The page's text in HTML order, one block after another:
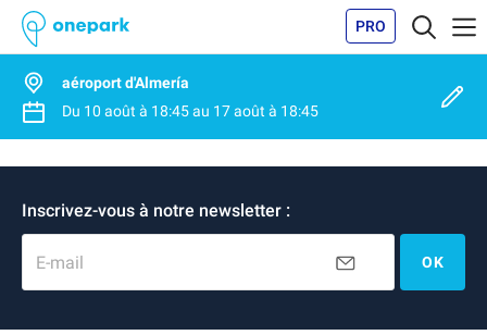
PRO
aéroport d'Almería
Du 10 août à 18:45au 17 août à 18:45
Inscrivez-vous à notre newsletter :
E-mail OK